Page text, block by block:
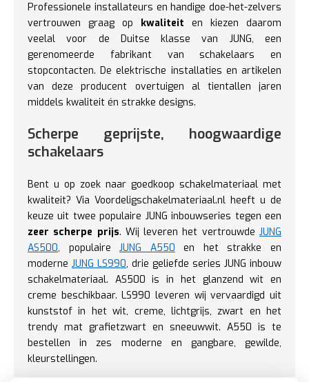
Professionele installateurs en handige doe-het-zelvers
vertrouwen graag op kwaliteit en kiezen daarom
veelal voor de Duitse klasse van JUNG, een
gerenomeerde fabrikant van schakelaars en
stopcontacten. De elektrische installaties en artikelen
van deze producent overtuigen al tientallen jaren
middels kwaliteit én strakke designs.
Scherpe geprijste, hoogwaardige
schakelaars
Bent u op zoek naar goedkoop schakelmateriaal met
kwaliteit? Via Voordeligschakelmateriaal.nl heeft u de
keuze uit twee populaire JUNG inbouwseries tegen een
zeer scherpe prijs. Wij leveren het vertrouwdeJUNG
AS500, populaireJUNG A550 en het strakke en
moderne JUNG LS990, drie geliefde series JUNG inbouw
schakelmateriaal. AS500 is in het glanzend wit en
creme beschikbaar. LS990 leveren wij vervaardigd uit
kunststof in het wit, creme, lichtgrijs, zwart en het
trendy mat grafietzwart en sneeuwwit. A550 is te
bestellen in zes moderne en gangbare, gewilde,
kleurstellingen.